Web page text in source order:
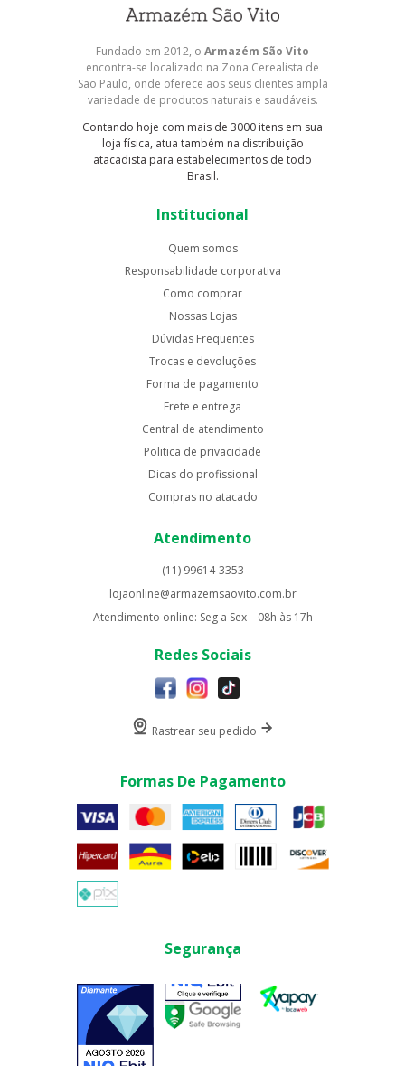
Fundado em 2012, o Armazém São Vito
encontra-se localizado na Zona Cerealista de
São Paulo, onde oferece aos seus clientes ampla
variedade de produtos naturais e saudáveis.
Contando hoje com mais de 3000 itens em sua
loja física, atua também na distribuição
atacadista para estabelecimentos de todo
Brasil.
Institucional
Quem somos
Responsabilidade corporativa
Como comprar
Nossas Lojas
Dúvidas Frequentes
Trocas e devoluções
Forma de pagamento
Frete e entrega
Central de atendimento
Politica de privacidade
Dicas do profissional
Compras no atacado
Atendimento
(11) 99614-3353
lojaonline@armazemsaovito.com.br
Atendimento online: Seg a Sex – 08h às 17h
Redes Sociais
Rastrear seu pedido
Formas De Pagamento
Segurança